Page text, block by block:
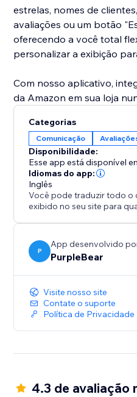
estrelas, nomes de
avaliações ou um botão
oferecendo a você total
personalizar a exibição
Com nosso aplicativo,
da Amazon em sua loja
dinâmicos e designs
avaliações a se
Engaje seus clientes,
marca e aumente o
este aplicativo essencial.
Instale agora para
elever o sucesso de sua loja.
Categorias
Comunicação
Disponibilidade:
Esse app está disponível
Idiomas do app:
Inglês
Você pode traduzir todo
exibido no seu site para
P
App desenvolvido
PurpleBear
Visite nosso site
Contate o suporte
Política de Privacidade
4.3 de avaliação